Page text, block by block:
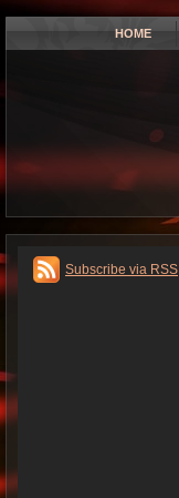
HOME
Subscribe via RSS